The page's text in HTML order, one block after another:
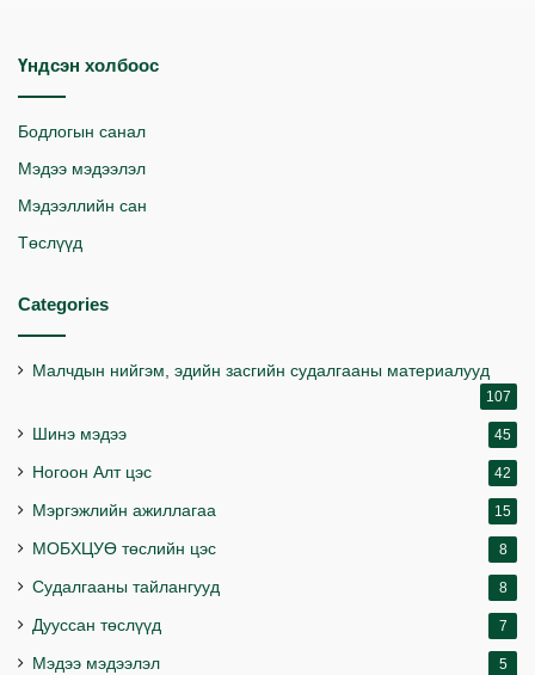
Үндсэн холбоос
Бодлогын санал
Мэдээ мэдээлэл
Мэдээллийн сан
Төслүүд
Categories
Малчдын нийгэм, эдийн засгийн судалгааны материалууд
107
Шинэ мэдээ 45
Ногоон Алт цэс 42
Мэргэжлийн ажиллагаа 15
МОБХЦУӨ төслийн цэс 8
Судалгааны тайлангууд 8
Дууссан төслүүд 7
Мэдээ мэдээлэл 5